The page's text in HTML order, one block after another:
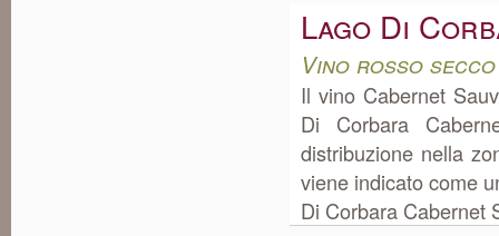
Lago Di
Vino rosso
Il vino Cabernet
Di Corbara
distribuzione nella
viene indicato come
Di Corbara Cabernet